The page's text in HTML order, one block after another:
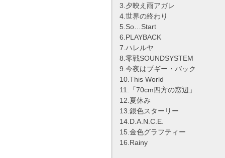
3.夕映え雨アガレ
4.世界の終わり
5.So…Start
6.PLAYBACK
7.ハレルヤ
8.零戦SOUNDSYSTEM
9.今夜はブギー・バック
10.This World
11.「70cm四方の窓辺」
12.夏休み
13.銀色スターリー
14.D.A.N.C.E.
15.金色グラフティー
16.Rainy